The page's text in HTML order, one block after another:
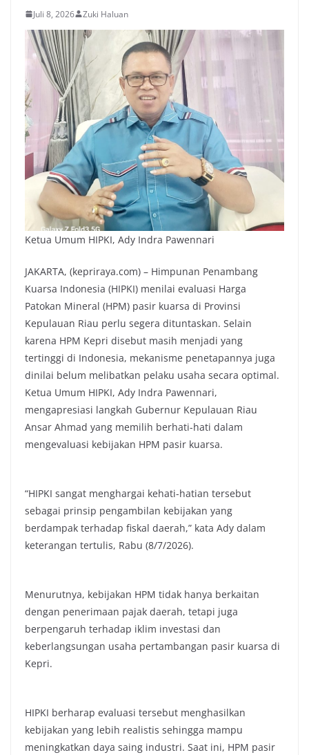
Juli 8, 2026 Zuki Haluan
Ketua Umum HIPKI, Ady Indra Pawennari
JAKARTA, (kepriraya.com) – Himpunan Penambang
Kuarsa Indonesia (HIPKI) menilai evaluasi Harga
Patokan Mineral (HPM) pasir kuarsa di Provinsi
Kepulauan Riau perlu segera dituntaskan. Selain
karena HPM Kepri disebut masih menjadi yang
tertinggi di Indonesia, mekanisme penetapannya juga
dinilai belum melibatkan pelaku usaha secara optimal.
Ketua Umum HIPKI, Ady Indra Pawennari,
mengapresiasi langkah Gubernur Kepulauan Riau
Ansar Ahmad yang memilih berhati-hati dalam
mengevaluasi kebijakan HPM pasir kuarsa.
“HIPKI sangat menghargai kehati-hatian tersebut
sebagai prinsip pengambilan kebijakan yang
berdampak terhadap fiskal daerah,” kata Ady dalam
keterangan tertulis, Rabu (8/7/2026).
Menurutnya, kebijakan HPM tidak hanya berkaitan
dengan penerimaan pajak daerah, tetapi juga
berpengaruh terhadap iklim investasi dan
keberlangsungan usaha pertambangan pasir kuarsa di
Kepri.
HIPKI berharap evaluasi tersebut menghasilkan
kebijakan yang lebih realistis sehingga mampu
meningkatkan daya saing industri. Saat ini, HPM pasir